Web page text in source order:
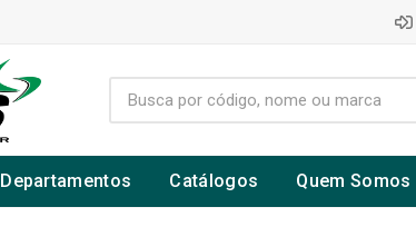
Departamentos Catálogos Quem Somos